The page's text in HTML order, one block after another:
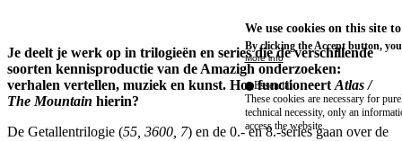
Je deelt je werk op in trilogieën en series die de verschillende
soorten kennisproductie van de Amazigh onderzoeken:
verhalen vertellen, muziek en kunst. Hoe functioneert Atlas /
The Mountain hierin?
De Getallentrilogie (55, 3600, 7) en de 0.- en 8.-series gaan over de
We use cookies on this site
By clicking the Accept button,
More info
Essential
These cookies are necessary for
technical necessity, only an
access the website.